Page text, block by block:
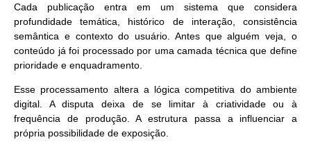
Cada publicação entra em um sistema que considera
profundidade temática, histórico de interação, consistência
semântica e contexto do usuário. Antes que alguém veja, o
conteúdo já foi processado por uma camada técnica que define
prioridade e enquadramento.
Esse processamento altera a lógica competitiva do ambiente
digital. A disputa deixa de se limitar à criatividade ou à
frequência de produção. A estrutura passa a influenciar a
própria possibilidade de exposição.